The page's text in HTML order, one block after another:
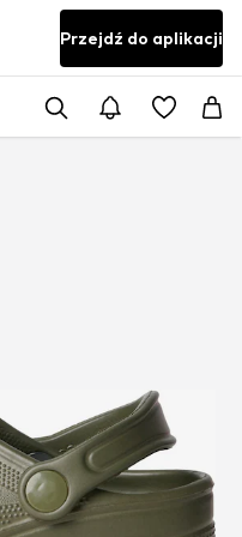
Przejdź do aplikacji